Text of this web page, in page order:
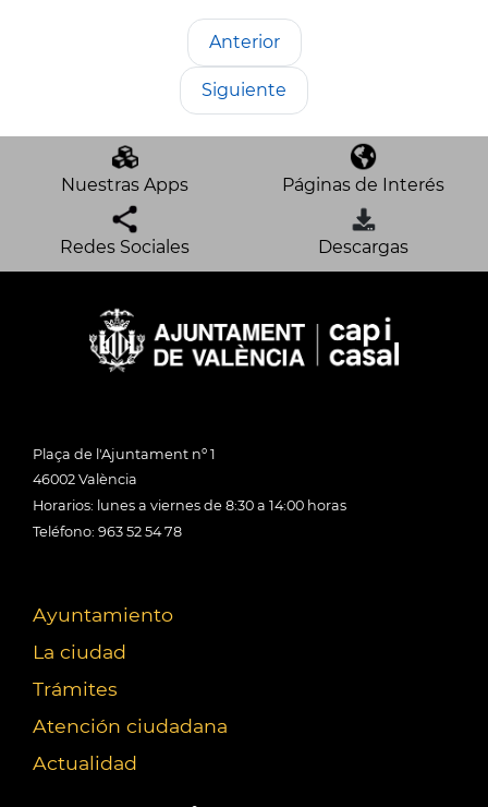
Anterior
Siguiente
Nuestras Apps Páginas de Interés
Redes Sociales Descargas
Plaça de l'Ajuntament nº 1
46002 València
Horarios: lunes a viernes de 8:30 a 14:00 horas
Teléfono: 963 52 54 78
Ayuntamiento
La ciudad
Trámites
Atención ciudadana
Actualidad